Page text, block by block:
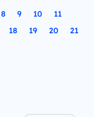
8 9 10
11
18 19 20
21